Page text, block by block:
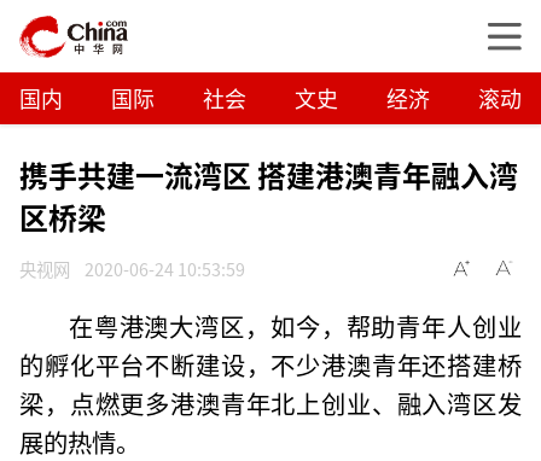
国内 国际 社会 文史 经济 滚动
携手共建一流湾区 搭建港澳青年融入湾
区桥梁
央视网 2020-06-24 10:53:59
在粤港澳大湾区，如今，帮助青年人创业
的孵化平台不断建设，不少港澳青年还搭建桥
梁，点燃更多港澳青年北上创业、融入湾区发
展的热情。